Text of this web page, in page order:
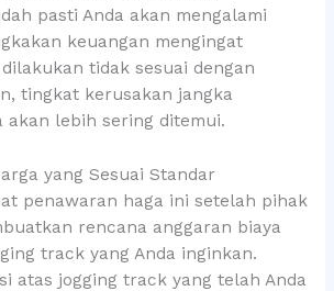
pasti Anda akan mengalami
keuangan mengingat
tidak sesuai dengan
tingkat kerusakan jangka
akan lebih sering ditemui.
yang Sesuai Standar
penawaran haga ini setelah pihak
rencana anggaran biaya
track yang Anda inginkan.
atas jogging track yang telah Anda